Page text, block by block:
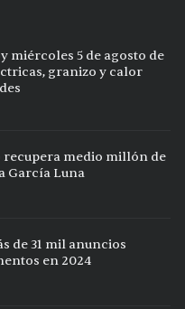
miércoles 5 de agosto de
granizo y calor
medio millón de
García Luna
de 31 mil anuncios
en 2024